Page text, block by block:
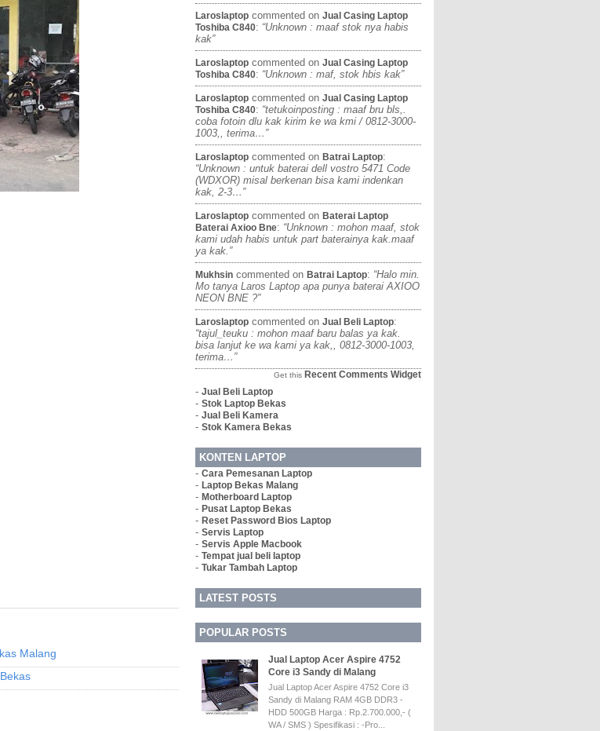
Malang
Laroslaptop commented on Jual Casing Laptop
Toshiba C840: “Unknown : maaf stok nya habis
kak”
Laroslaptop commented on Jual Casing Laptop
Toshiba C840: “Unknown : maf, stok hbis kak”
Laroslaptop commented on Jual Casing Laptop
Toshiba C840: “tetukoinposting : maaf bru bls,.
coba fotoin dlu kak kirim ke wa kmi / 0812-3000-
1003,, terima…”
Laroslaptop commented on Batrai Laptop:
“Unknown : untuk baterai dell vostro 5471 Code
(WDXOR) misal berkenan bisa kami indenkan
kak, 2-3…”
Laroslaptop commented on Baterai Laptop
Baterai Axioo Bne: “Unknown : mohon maaf, stok
kami udah habis untuk part baterainya kak.maaf
ya kak.”
Mukhsin commented on Batrai Laptop: “Halo min.
Mo tanya Laros Laptop apa punya baterai AXIOO
NEON BNE ?”
Laroslaptop commented on Jual Beli Laptop:
“tajul_teuku : mohon maaf baru balas ya kak.
bisa lanjut ke wa kami ya kak,, 0812-3000-1003,
terima…”
Get this Recent Comments Widget
- Jual Beli Laptop
- Stok Laptop Bekas
- Jual Beli Kamera
- Stok Kamera Bekas
KONTEN LAPTOP
- Cara Pemesanan Laptop
- Laptop Bekas Malang
- Motherboard Laptop
- Pusat Laptop Bekas
- Reset Password Bios Laptop
- Servis Laptop
- Servis Apple Macbook
- Tempat jual beli laptop
- Tukar Tambah Laptop
LATEST POSTS
POPULAR POSTS
Jual Laptop Acer Aspire 4752
Core i3 Sandy di Malang
Jual Laptop Acer Aspire 4752 Core i3
Sandy di Malang RAM 4GB DDR3 -
HDD 500GB Harga : Rp.2.700.000,- (
WA / SMS ) Spesifikasi : -Pro...